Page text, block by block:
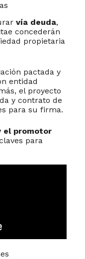
vía deuda,
concederán
propietaria
pactada y
entidad
el proyecto
y contrato de
para su firma.
el promotor
para